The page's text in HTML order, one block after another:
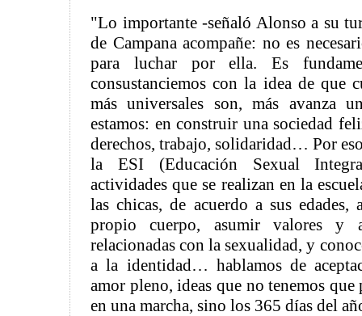
"Lo importante -señaló Alonso a su
de Campana acompañe: no es
para luchar por ella. Es
consustanciemos con la idea de que
más universales son, más avanza
estamos: en construir una sociedad
derechos, trabajo, solidaridad… Por
la ESI (Educación Sexual
actividades que se realizan en la
las chicas, de acuerdo a sus edades,
propio cuerpo, asumir valores y
relacionadas con la sexualidad, y
a la identidad… hablamos de
amor pleno, ideas que no tenemos
en una marcha, sino los 365 días del